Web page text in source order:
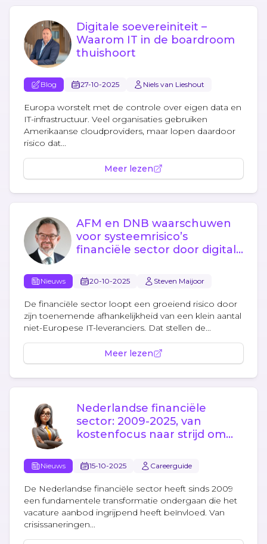
Digitale soevereiniteit –
Waarom IT in de boardroom
thuishoort
Blog 27-10-2025 Niels van Lieshout
Europa worstelt met de controle over eigen data en
IT-infrastructuur. Veel organisaties gebruiken
Amerikaanse cloudproviders, maar lopen daardoor
risico dat...
Meer lezen
AFM en DNB waarschuwen
voor systeemrisico’s
financiële sector door digitale
Nieuws 20-10-2025 Steven Maijoor
De financiële sector loopt een groeiend risico door
zijn toenemende afhankelijkheid van een klein aantal
niet-Europese IT-leveranciers. Dat stellen de...
Meer lezen
Nederlandse financiële
sector: 2009-2025, van
kostenfocus naar strijd om
Nieuws 15-10-2025 Careerguide
De Nederlandse financiële sector heeft sinds 2009
een fundamentele transformatie ondergaan die het
vacature aanbod ingrijpend heeft beïnvloed. Van
crisissaneringen...